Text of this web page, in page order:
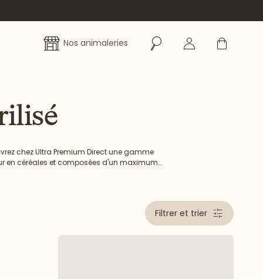
Nos animaleries RechercherSe connecter
Panier
chez Ultra Premium Direct une gamme
en céréales et composées d'un maximum
toutes nos recettes sont formulées pour
Filtrer et trier